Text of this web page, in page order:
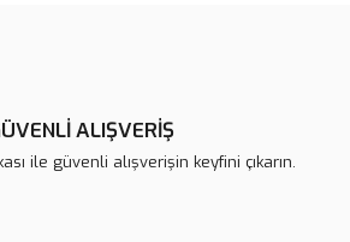
bilgiler bulunuyor.
ALIŞVERİŞ
ile güvenli alışverişin keyfini çıkarın.